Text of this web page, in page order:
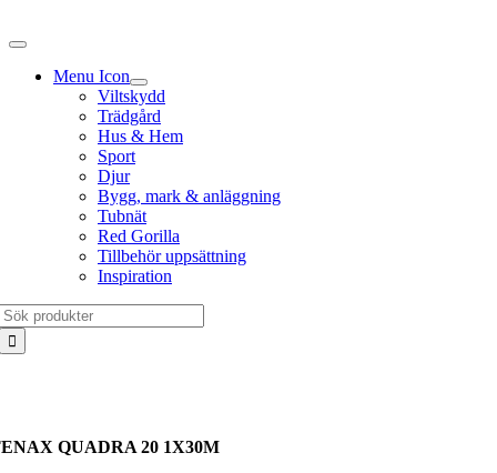
till
Menu Icon
Viltskydd
Trädgård
Hus & Hem
Sport
Djur
Bygg, mark & anläggning
Tubnät
Red Gorilla
Tillbehör uppsättning
Inspiration
QUADRA 20 1X30M